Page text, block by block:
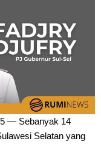
— Sebanyak 14
Selatan yang